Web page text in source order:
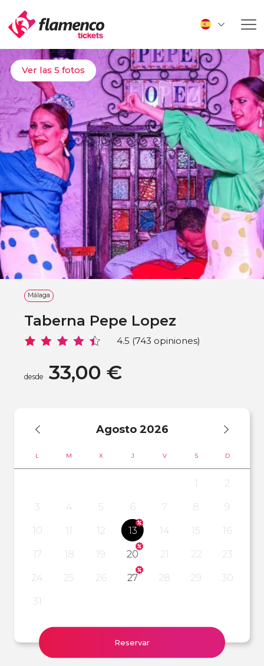
Ver las 5 fotos
Málaga
Taberna Pepe Lopez
4.5 (743 opiniones)
desde 33,00 €
Agosto 2026
L M X J V S D
1
2
3
4 5 6 7 8
9
10
11 12 13 14 15
16
17
18 19 20 21 22
23
24
25 26 27 28 29
30
31
Reservar